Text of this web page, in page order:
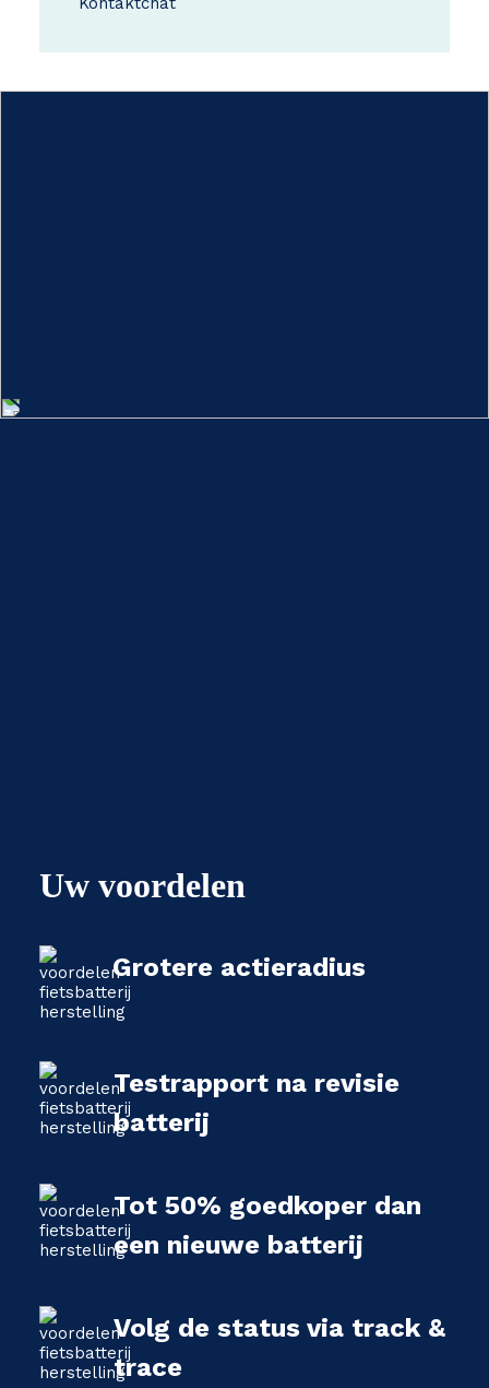
Uw voordelen
Grotere actieradius
Testrapport na revisie
batterij
Tot 50% goedkoper dan
een nieuwe batterij
Volg de status via track &
trace